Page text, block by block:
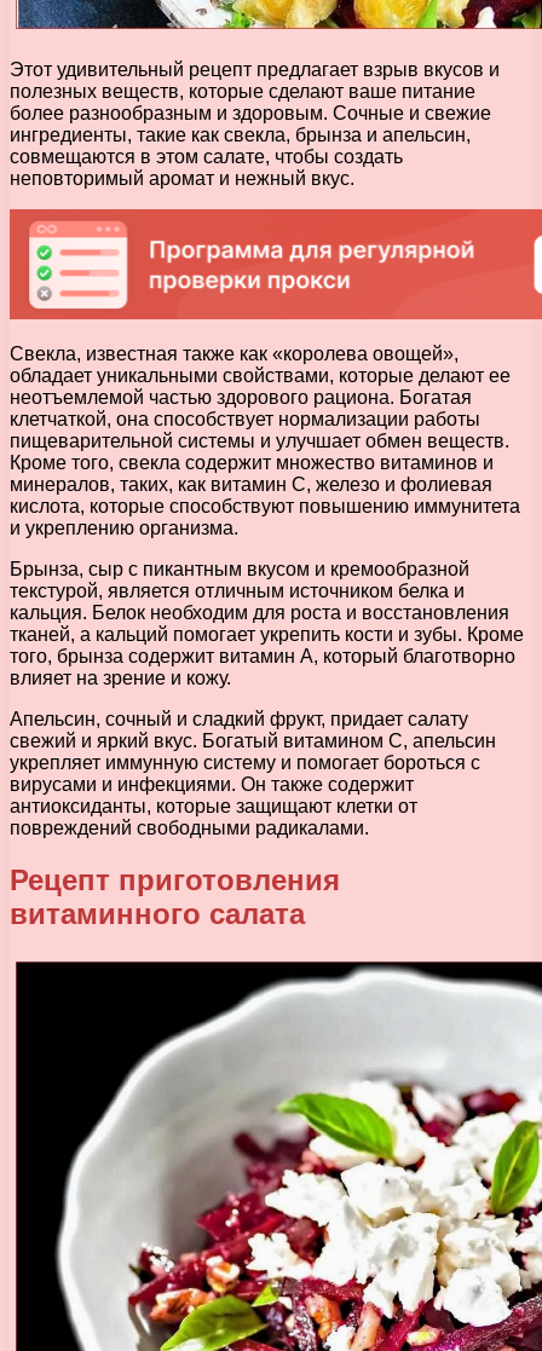
Этот удивительный рецепт предлагает взрыв вкусов и
полезных веществ, которые сделают ваше питание
более разнообразным и здоровым. Сочные и свежие
ингредиенты, такие как свекла, брынза и апельсин,
совмещаются в этом салате, чтобы создать
неповторимый аромат и нежный вкус.
Свекла, известная также как «королева овощей»,
обладает уникальными свойствами, которые делают ее
неотъемлемой частью здорового рациона. Богатая
клетчаткой, она способствует нормализации работы
пищеварительной системы и улучшает обмен веществ.
Кроме того, свекла содержит множество витаминов и
минералов, таких, как витамин С, железо и фолиевая
кислота, которые способствуют повышению иммунитета
и укреплению организма.
Брынза, сыр с пикантным вкусом и кремообразной
текстурой, является отличным источником белка и
кальция. Белок необходим для роста и восстановления
тканей, а кальций помогает укрепить кости и зубы. Кроме
того, брынза содержит витамин А, который благотворно
влияет на зрение и кожу.
Апельсин, сочный и сладкий фрукт, придает салату
свежий и яркий вкус. Богатый витамином С, апельсин
укрепляет иммунную систему и помогает бороться с
вирусами и инфекциями. Он также содержит
антиоксиданты, которые защищают клетки от
повреждений свободными радикалами.
Рецепт приготовления
витаминного салата